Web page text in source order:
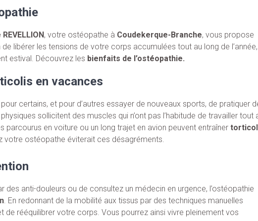
, votre ostéopathe à Coudekerque-Branche, vous propose
libérer les tensions de votre corps accumulées tout au long de l’année,
estival. Découvrez les bienfaits de l’ostéopathie.
en vacances
certains, et pour d’autres essayer de nouveaux sports, de pratiquer
sollicitent des muscles qui n’ont pas l’habitude de travailler tout
parcourus en voiture ou un long trajet en avion peuvent entraîner
votre ostéopathe éviterait ces désagréments.
des anti-douleurs ou de consultez un médecin en urgence, l’ostéopathie
. En redonnant de la mobilité aux tissus par des techniques manuelles
rééquilibrer votre corps. Vous pourrez ainsi vivre pleinement vos